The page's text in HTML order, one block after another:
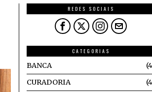
REDES SOCIAIS
CATEGORIAS
BANCA
4
CURADORIA
4